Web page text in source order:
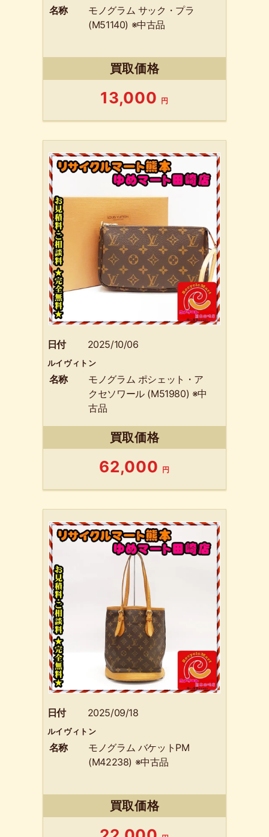
名称
モノグラム サック・プラ
(M51140) ※中古品
買取価格
13,000 円
日付 2025/10/06
ルイヴィトン
名称
モノグラム ポシェット・ア
クセソワール (M51980) ※中
古品
買取価格
62,000 円
日付 2025/09/18
ルイヴィトン
名称
モノグラム バケットPM
(M42238) ※中古品
買取価格